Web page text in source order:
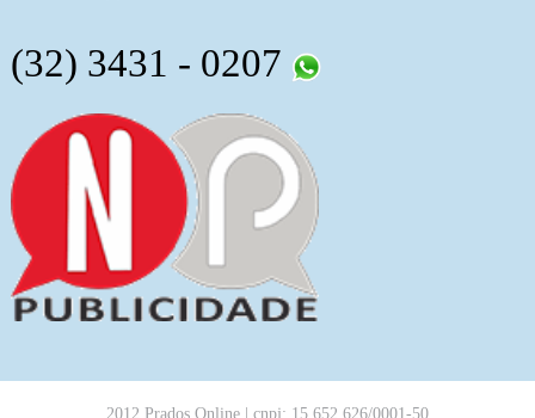
(32) 3431 - 0207
2012 Prados Online | cnpj: 15.652.626/0001-50